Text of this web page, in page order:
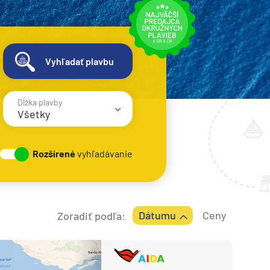
Vyhľadať plavbu
Dĺžka plavby
Všetky
4 - 6 nocí
13 - 16 nocí
> 17 nocí
Rozšírenévyhľadávanie
Zoradiť podľa: Dátumu Ceny